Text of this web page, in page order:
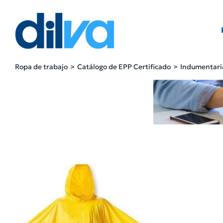
content
Ropa de trabajo Catálogo de EPP Certificado